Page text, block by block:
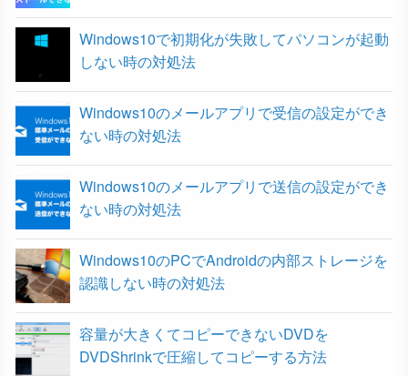
k
Windows10で初期化が失敗してパソコンが起動
しない時の対処法
Windows10のメールアプリで受信の設定ができ
ない時の対処法
Windows10のメールアプリで送信の設定ができ
ない時の対処法
Windows10のPCでAndroidの内部ストレージを
認識しない時の対処法
容量が大きくてコピーできないDVDを
DVDShrinkで圧縮してコピーする方法